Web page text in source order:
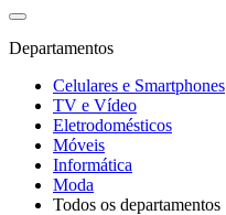
Departamentos
Celulares e Smartphones
TV e Vídeo
Eletrodomésticos
Móveis
Informática
Moda
Todos os departamentos